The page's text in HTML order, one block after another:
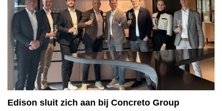
Edison sluit zich aan bij Concreto Group